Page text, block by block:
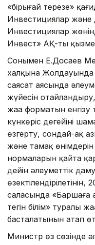
«бірыңғай терезе»
Инвестициялар және
Инвестициялар
Инвест» АҚ-тың
Сонымен Е.Досаев
халқына Жолдауында
саясат аясында
жүйесін
жаңа форматын енгізу
күнкөріс деңгейінің
өзгерту, сондай-ақ
және тамақ өнімдерін
нормаларын қайта
дейін әлеуметтік
саласында «Баршаға
тегін білім» туралы
басталатынын атап
Министр өз сөзінде